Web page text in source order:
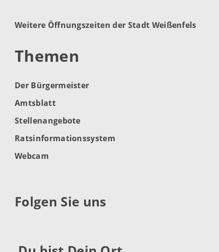
Weitere Öffnungszeiten der Stadt Weißenfels
Themen
Der Bürgermeister
Amtsblatt
Stellenangebote
Ratsinformationssystem
Webcam
Folgen Sie uns